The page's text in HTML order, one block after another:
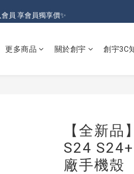
購物金 | 全館購物滿＄599 免運
會員 享會員獨享價✨
更多商品 關於創宇 創宇3C
【全新
S24
廠手機殼